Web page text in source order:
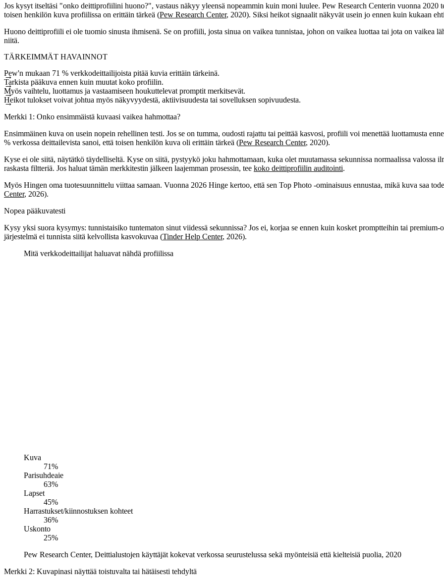
Jos kysyt itseltäsi "onko deittiprofiilini huono?", vastaus näkyy yleensä nopeammin kuin moni luulee. Pew Research Centerin vuonna 2020
toisen henkilön kuva profiilissa on erittäin tärkeä (Pew Research Center, 2020). Siksi heikot signaalit näkyvät usein jo ennen kuin kukaan
Huono deittiprofiili ei ole tuomio sinusta ihmisenä. Se on profiili, josta sinua on vaikea tunnistaa, johon on vaikea luottaa tai jota on vaikea
niitä.
TÄRKEIMMÄT HAVAINNOT
Pew'n mukaan 71 % verkkodeittailijoista pitää kuvia erittäin tärkeinä.
Tarkista pääkuva ennen kuin muutat koko profiilin.
Myös vaihtelu, luottamus ja vastaamiseen houkuttelevat promptit merkitsevät.
Heikot tulokset voivat johtua myös näkyvyydestä, aktiivisuudesta tai sovelluksen sopivuudesta.
Merkki 1: Onko ensimmäistä kuvaasi vaikea hahmottaa?
Ensimmäinen kuva on usein nopein rehellinen testi. Jos se on tumma, oudosti rajattu tai peittää kasvosi, profiili voi menettää luottamusta
% verkossa deittailevista sanoi, että toisen henkilön kuva oli erittäin tärkeä (Pew Research Center, 2020).
Kyse ei ole siitä, näytätkö täydelliseltä. Kyse on siitä, pystyykö joku hahmottamaan, kuka olet muutamassa sekunnissa normaalissa valossa
raskasta filtteriä. Jos haluat tämän merkkitestin jälkeen laajemman prosessin, tee koko deittiprofiilin auditointi.
Myös Hingen oma tuotesuunnittelu viittaa samaan. Vuonna 2026 Hinge kertoo, että sen Top Photo -ominaisuus ennustaa, mikä kuva saa
Center, 2026).
Nopea pääkuvatesti
Kysy yksi suora kysymys: tunnistaisiko tuntematon sinut viidessä sekunnissa? Jos ei, korjaa se ennen kuin kosket promptteihin tai
järjestelmä ei tunnista siitä kelvollista kasvokuvaa (Tinder Help Center, 2026).
Mitä verkkodeittailijat haluavat nähdä profiilissa
Kuva
71%
Parisuhdeaie
63%
Lapset
45%
Harrastukset/kiinnostuksen kohteet
36%
Uskonto
25%
Pew Research Center, Deittialustojen käyttäjät kokevat verkossa seurustelussa sekä myönteisiä että kielteisiä puolia, 2020
Merkki 2: Kuvapinasi näyttää toistuvalta tai hätäisesti tehdyltä